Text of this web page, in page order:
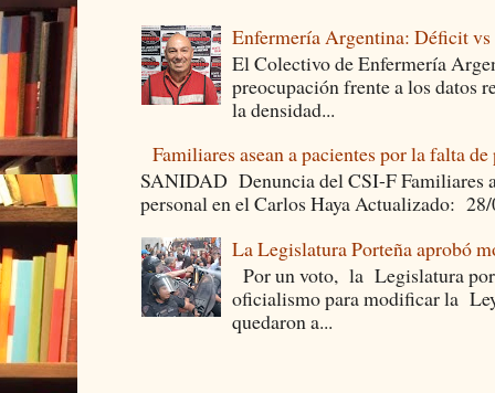
Enfermería Argentina: Déficit
El Colectivo de Enfermería
preocupación frente a los datos
la densidad...
Familiares asean a pacientes por la falta
SANIDAD Denuncia del CSI-F Familiares
personal en el Carlos Haya Actualizado:
La Legislatura Porteña aprobó
Por un voto, la Legislatura
oficialismo para modificar la
quedaron a...